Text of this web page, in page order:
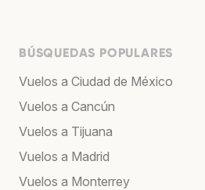
BÚSQUEDAS POPULARES
Vuelos a Ciudad de México
Vuelos a Cancún
Vuelos a Tijuana
Vuelos a Madrid
Vuelos a Monterrey